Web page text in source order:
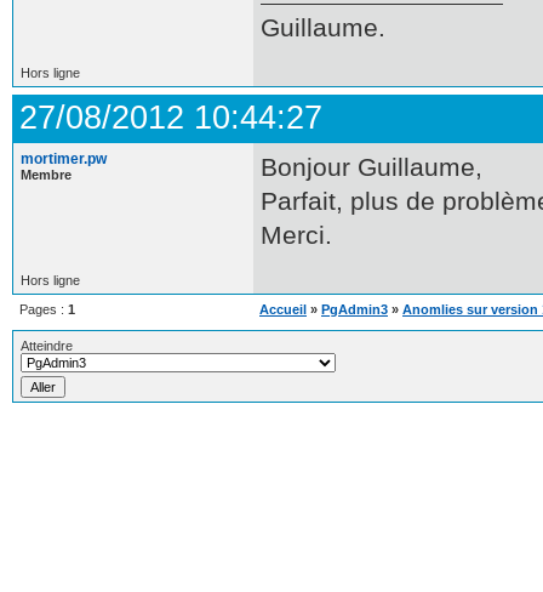
Guillaume.
Hors ligne
27/08/2012 10:44:27
mortimer.pw
Membre
Bonjour Guillaume,
Parfait, plus de
Merci.
Hors ligne
Pages : 1 Accueil » PgAdmin3 » Anomlies sur version
Atteindre